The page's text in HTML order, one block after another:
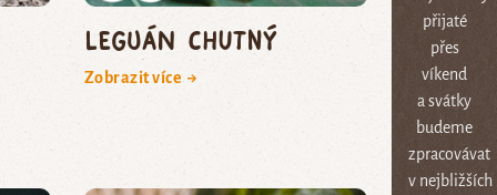
přijaté
přes
víkend
a svátky
budeme
zpracovávat
v nejbližších
leguán chutný
Zobrazit více →